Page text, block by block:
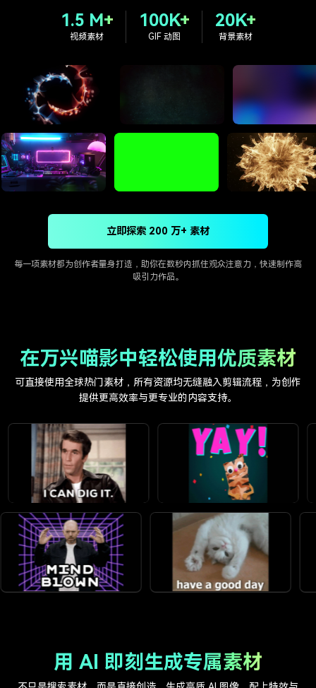
1.5 M+
视频素材
100K+
GIF 动图
20K+
背景素材
立即探索 200 万+ 素材
每一项素材都为创作者量身打造，助你在数秒内抓住观众注意力，快速制作高
吸引力作品。
在万兴喵影中轻松使用优质素材
可直接使用全球热门素材，所有资源均无缝融入剪辑流程，为创作
提供更高效率与更专业的内容支持。
用 AI 即刻生成专属素材